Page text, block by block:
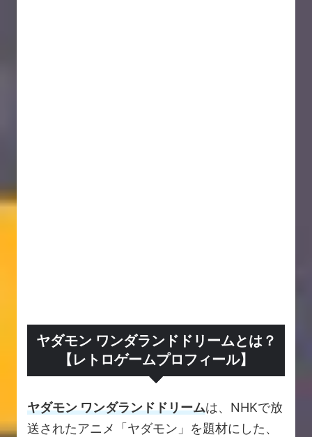
ヤダモン ワンダランドドリームとは？
【レトロゲームプロフィール】
ヤダモン ワンダランドドリームは、NHKで放
送されたアニメ「ヤダモン」を題材にした、